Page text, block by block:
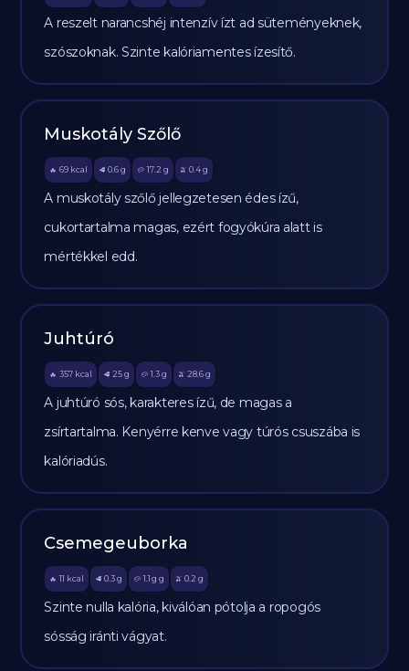
A reszelt narancshéj intenzív ízt ad süteményeknek,
szószoknak. Szinte kalóriamentes ízesítő.
Muskotály Szőlő
🔥 69 kcal 🥩 0.6 g 🥔 17.2 g 🫒 0.4 g
A muskotály szőlő jellegzetesen édes ízű,
cukortartalma magas, ezért fogyókúra alatt is
mértékkel edd.
Juhtúró
🔥 357 kcal 🥩 25 g 🥔 1.3g 🫒 28.6 g
A juhtúró sós, karakteres ízű, de magas a
zsírtartalma. Kenyérre kenve vagy túrós csuszába is
kalóriadús.
Csemegeuborka
🔥 11 kcal 🥩 0.3 g 🥔 1.1 g g 🫒 0.2 g
Szinte nulla kalória, kiválóan pótolja a ropogós
sósság iránti vágyat.